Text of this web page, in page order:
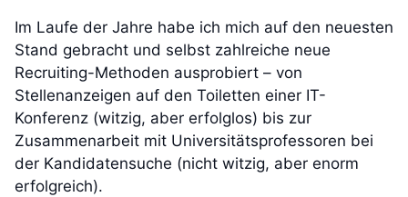
Im Laufe der Jahre habe ich mich auf den neuesten
Stand gebracht und selbst zahlreiche neue
Recruiting-Methoden ausprobiert – von
Stellenanzeigen auf den Toiletten einer IT-
Konferenz (witzig, aber erfolglos) bis zur
Zusammenarbeit mit Universitätsprofessoren bei
der Kandidatensuche (nicht witzig, aber enorm
erfolgreich).